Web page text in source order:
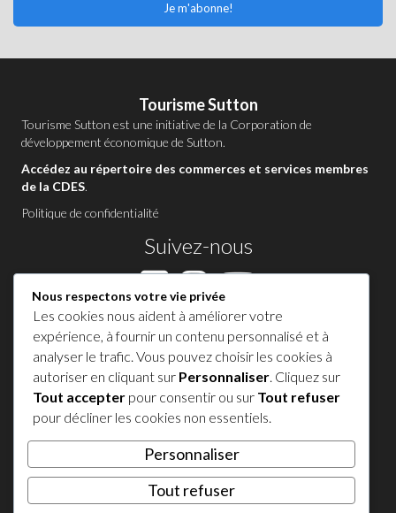
Je m'abonne!
Tourisme Sutton
Tourisme Sutton est une initiative de la Corporation de
développement économique de Sutton.
Accédez au répertoire des commerces et services membres
de la CDES.
Politique de confidentialité
Suivez-nous
Contactez-nous à Sutton
1 450 538-8455
Partagez votre expérience !
𝕏
Nous respectons votre vie privée
Les cookies nous aident à améliorer votre
expérience, à fournir un contenu personnalisé et à
analyser le trafic. Vous pouvez choisir les cookies à
autoriser en cliquant sur Personnaliser. Cliquez sur
Tout accepter pour consentir ou sur Tout refuser
pour décliner les cookies non essentiels.
Personnaliser
Tout refuser